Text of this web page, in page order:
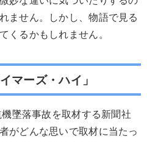
ません。しかし、物語で見る
くるかもしれません。
マーズ・ハイ」
墜落事故を取材する新聞社
がどんな思いで取材に当たっ